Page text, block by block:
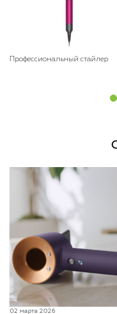
Профессиональный стайлер
02 марта 2026